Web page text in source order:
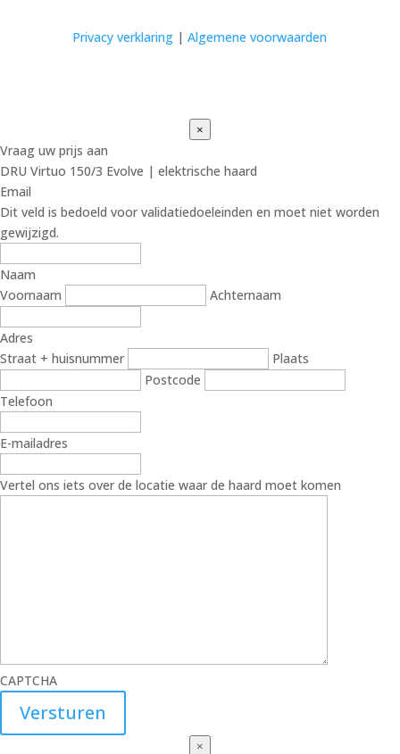
Privacy verklaring |Algemene voorwaarden
×
Vraag uw prijs aan
DRU Virtuo 150/3 Evolve | elektrische haard
Email
Dit veld is bedoeld voor validatiedoeleinden en moet niet worden
gewijzigd.
Naam
Voornaam
Achternaam
Adres
Straat + huisnummer
Plaats
Postcode
Telefoon
E-mailadres
Vertel ons iets over de locatie waar de haard moet komen
CAPTCHA
×